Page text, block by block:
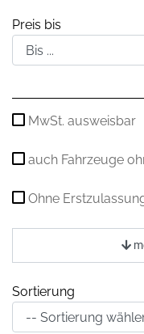
Preis bis
MwSt. ausweisbar
auch Fahrzeuge
Ohne
Sortierung